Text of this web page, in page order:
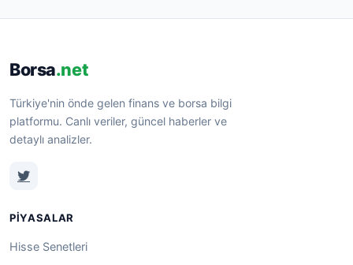
Borsa.net
Türkiye'nin önde gelen finans ve borsa bilgi
platformu. Canlı veriler, güncel haberler ve
detaylı analizler.
PIYASALAR
Hisse Senetleri